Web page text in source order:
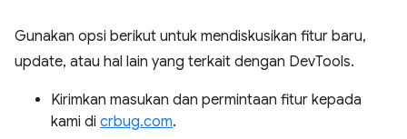
Gunakan opsi berikut untuk mendiskusikan fitur baru,
update, atau hal lain yang terkait dengan DevTools.
Kirimkan masukan dan permintaan fitur kepada
kami di crbug.com.